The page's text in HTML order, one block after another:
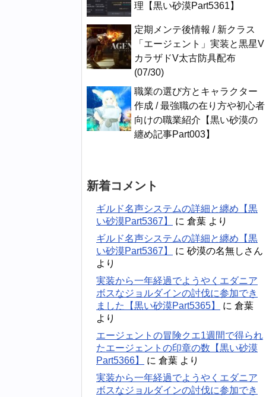
理【黒い砂漠Part5361】
定期メンテ後情報 / 新クラス
「エージェント」実装と黒星V
カラザドV太古防具配布
(07/30)
職業の選び方とキャラクター
作成 / 最強職の在り方や初心者
向けの職業紹介【黒い砂漠の
纏め記事Part003】
新着コメント
ギルド名声システムの詳細と纏め【黒
い砂漠Part5367】
に 倉葉 より
ギルド名声システムの詳細と纏め【黒
い砂漠Part5367】
に 砂漠の名無しさん
より
実装から一年経過でようやくエダニア
ボスなジョルダインの討伐に参加でき
ました【黒い砂漠Part5365】
に 倉葉
より
エージェントの冒険クエ1週間で得られ
たエージェントの印章の数【黒い砂漠
Part5366】
に 倉葉 より
実装から一年経過でようやくエダニア
ボスなジョルダインの討伐に参加でき